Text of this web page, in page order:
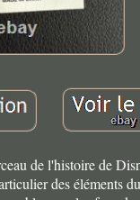
de l'histoire de
des éléments